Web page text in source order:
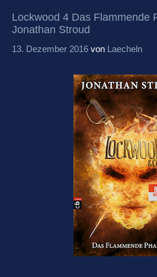
Lockwood 4 Das Flammende
Jonathan Stroud
13. Dezember 2016 von Laecheln